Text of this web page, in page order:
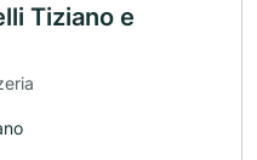
Tiziano e